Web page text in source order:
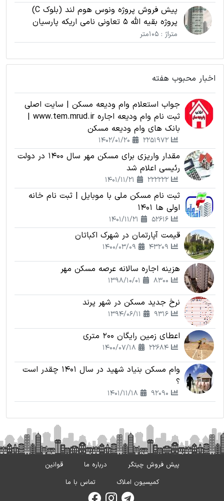
پیش فروش پروژه ونوس هوم لند (بلوک C)
پروژه بقیه الله 5 تعاونی نامی اریکه پارسیان
متراژ : 105متر
اخبار محبوب هفته
جواب استعلام وام ودیعه مسکن | سایت اصلی
ثبت نام وام ودیعه اجاره www.tem.mrud.ir |
بانک های وام ودیعه مسکن
مقدار واریزی برای مسکن مهر سال 1400 در دولت
رئیسی اعلام شد
ثبت نام مسکن ملی با موبایل | ثبت نام خانه
اولی ها 1401
قیمت آپارتمان در شهرک اکباتان
هزینه اجاره سالانه عرصه مسکن مهر
نرخ جدید مسکن در شهر پرند
اعطای زمین رایگان 200 متری
وام مسکن بنیاد شهید در سال 1401 چقدر است
؟
پیش فروش چیتگر درباره ما
قوانین
کمیسیون املاک
تماس با ما